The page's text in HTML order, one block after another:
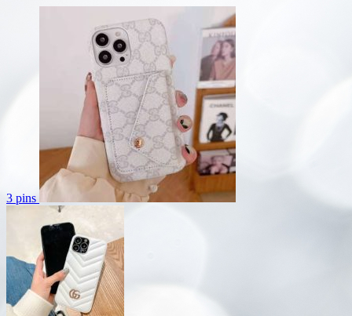
3 pins